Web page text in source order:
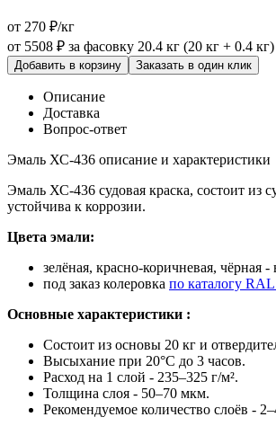
от 270 ₽/кг
от 5508 ₽ за фасовку 20.4 кг (20 кг + 0.4 кг)
Добавить в корзину Заказать в один клик
Описание
Доставка
Вопрос-ответ
Эмаль ХС-436 описание и характеристики
Эмаль ХС-436 судовая краска, состоит
устойчива к коррозии.
Цвета эмали:
зелёная, красно-коричневая, чёрная
под заказ колеровка по каталогу
Основные характеристики :
Состоит из основы 20 кг и
Высыхание при 20°C до 3 часов.
Расход на 1 слой - 235–325 г/м².
Толщина слоя - 50–70 мкм.
Рекомендуемое количество слоёв -